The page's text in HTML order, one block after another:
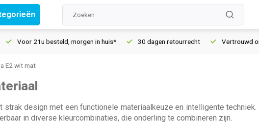
Voor 21u besteld, morgen in huis* 30 dagen retourrecht Vertrouwd online
E2 wit mat
strak design met een functionele materiaalkeuze en intelligente
in diverse kleurcombinaties, die onderling te combineren zijn.